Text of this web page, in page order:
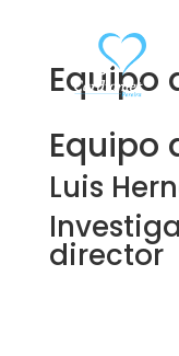
Equipo
Equipo
Luis
director